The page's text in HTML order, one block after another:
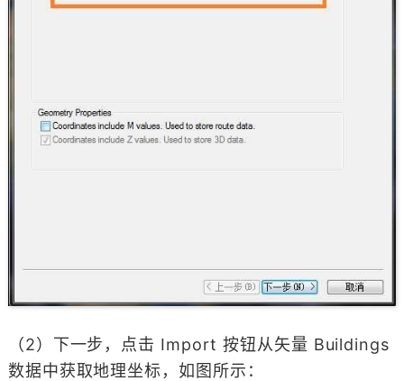
（2）下一步，点击 Import 按钮从矢量 Buildings
数据中获取地理坐标，如图所示：